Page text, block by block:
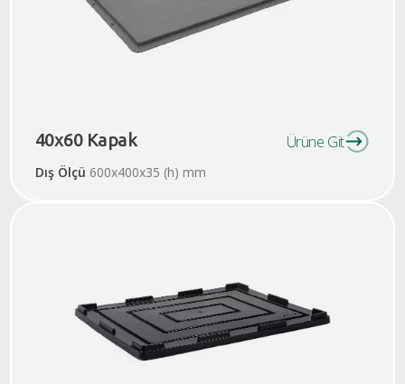
40x60 Kapak
Dış Ölçü 600x400x35 (h) mm
Ürüne Git